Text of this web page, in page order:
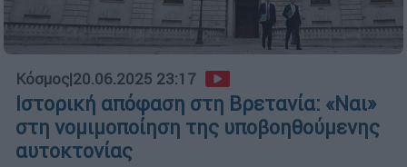
Κόσμος|20.06.2025 23:17
Ιστορική απόφαση στη Βρετανία: «Ναι»
στη νομιμοποίηση της υποβοηθούμενης
αυτοκτονίας